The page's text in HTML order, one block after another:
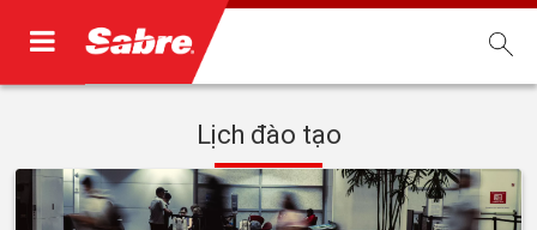
Lịch đào tạo